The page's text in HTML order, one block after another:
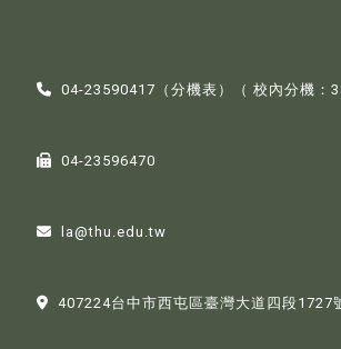
04-23590417（分機表 ）（ 校內分機：
04-23596470
la@thu.edu.tw
407224台中市西屯區臺灣大道四段1727